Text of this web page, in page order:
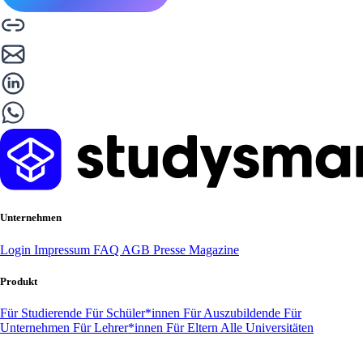
Unternehmen
Login Impressum FAQ AGB Presse Magazine
Produkt
Für Studierende Für Schüler*innen Für Auszubildende Für
Unternehmen Für Lehrer*innen Für Eltern Alle Universitäten